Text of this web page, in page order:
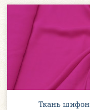
Ткань шифон